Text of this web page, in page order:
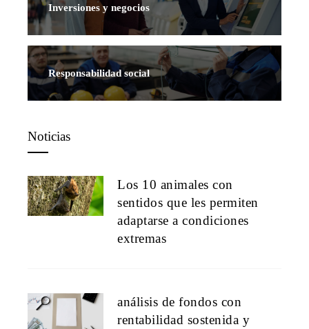
Inversiones y negocios
Responsabilidad social
Noticias
Los 10 animales con
sentidos que les permiten
adaptarse a condiciones
extremas
análisis de fondos con
rentabilidad sostenida y